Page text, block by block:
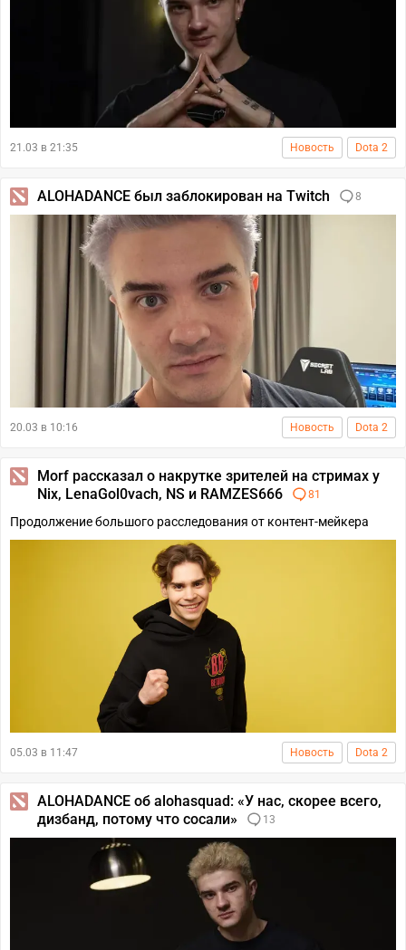
21.03 в 21:35 Новость Dota 2
ALOHADANCE был заблокирован на Twitch 8
20.03 в 10:16 Новость Dota 2
Morf рассказал о накрутке зрителей на стримах у
Nix, LenaGol0vach, NS и RAMZES666
81
Продолжение большого расследования от контент-мейкера
05.03 в 11:47 Новость Dota 2
ALOHADANCE об alohasquad: «У нас, скорее всего,
дизбанд, потому что сосали»
13